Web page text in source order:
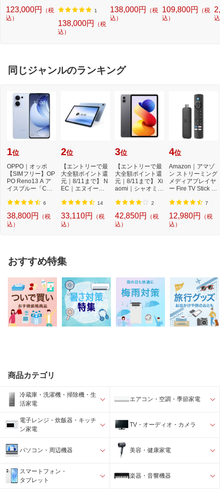
123,000円
（税
込）
1
138,000円
（税
込）
138,000円
（税
込）
0HIMJP
109,800円
（税
込）
同じジャンルのランキング
1位
OPPO｜オッポ
【SIMフリー】OP
PO Reno13 A ア
イスブルー「CPH
m Snapdr...
6
38,800円
（税
込）
2位
【エントリーで最
大全額ポイント還
元｜8/11まで】 N
EC｜エヌイーシ
ッ...
14
33,110円
（税
込）
3位
【エントリーで最
大全額ポイント還
元｜8/11まで】 Xi
aomi｜シャオミ A
2
42,850円
（税
込）
4位
Amazon｜アマゾ
ン ストリーミング
メディアプレイヤ
ー Fire TV Stick 4
7
12,980円
（税
込）
おすすめ特集
商品カテゴリ
冷蔵庫・洗濯機・掃除機・生
活家電
エアコン・空調・季節家電
電子レンジ・炊飯器・キッチ
ン家電
TV・オーディオ・カメラ
パソコン・周辺機器 美容・健康家電
スマートフォン・
タブレット
楽器・音響機器